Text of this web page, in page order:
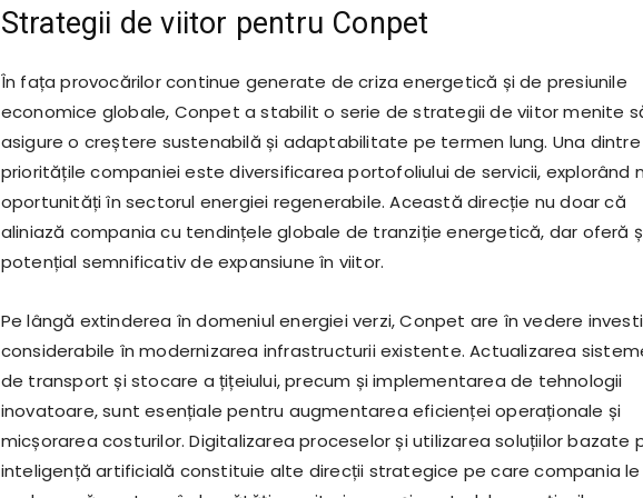
Strategii de viitor pentru Conpet
În fața provocărilor continue generate de criza energetică și de presiunile
economice globale, Conpet a stabilit o serie de strategii de viitor menite
asigure o creștere sustenabilă și adaptabilitate pe termen lung. Una dintre
prioritățile companiei este diversificarea portofoliului de servicii, explorând
oportunități în sectorul energiei regenerabile. Această direcție nu doar că
aliniază compania cu tendințele globale de tranziție energetică, dar oferă
potențial semnificativ de expansiune în viitor.
Pe lângă extinderea în domeniul energiei verzi, Conpet are în vedere
considerabile în modernizarea infrastructurii existente. Actualizarea
de transport și stocare a țițeiului, precum și implementarea de tehnologii
inovatoare, sunt esențiale pentru augmentarea eficienței operaționale și
micșorarea costurilor. Digitalizarea proceselor și utilizarea soluțiilor bazate
inteligență artificială constituie alte direcții strategice pe care compania le